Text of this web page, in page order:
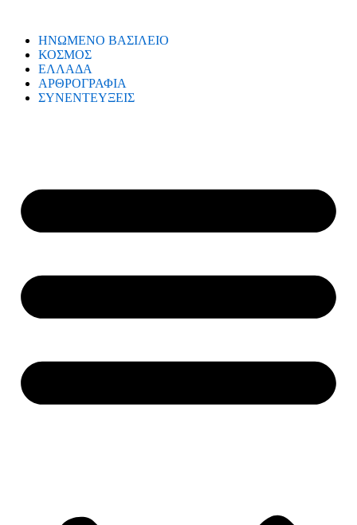
ΗΝΩΜΕΝΟ ΒΑΣΙΛΕΙΟ
ΚΟΣΜΟΣ
ΕΛΛΑΔΑ
ΑΡΘΡΟΓΡΑΦΙΑ
ΣΥΝΕΝΤΕΥΞΕΙΣ